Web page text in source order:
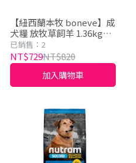
【紐西蘭本牧 boneve】成
犬糧 放牧草飼羊 1.36kg｜
無穀 犬飼料
已銷售：2
NT$729NT$820
加入購物車